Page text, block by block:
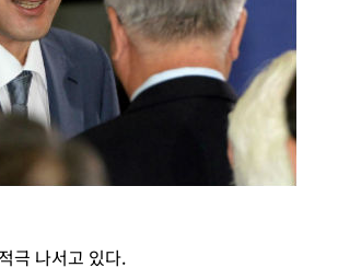
극 나서고 있다.